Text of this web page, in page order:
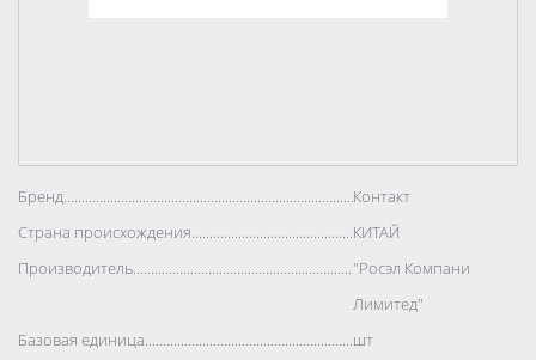
Бренд..................................................................................Контакт
Страна происхождения..................................................................................
КИТАЙ
Производитель..................................................................................
"Росэл Компани
Лимитед"
Базовая единица..................................................................................
шт